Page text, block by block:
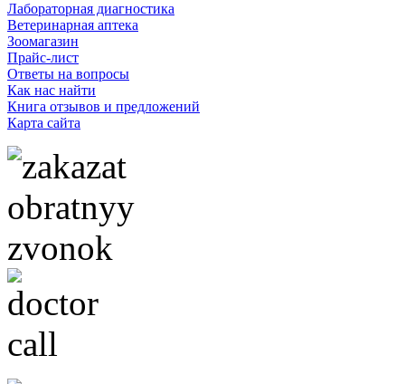
Лабораторная диагностика
Ветеринарная аптека
Зоомагазин
Прайс-лист
Ответы на вопросы
Как нас найти
Книга отзывов и предложений
Карта сайта